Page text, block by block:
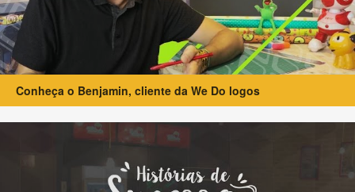
Conheça o Benjamin, cliente da We Do logos